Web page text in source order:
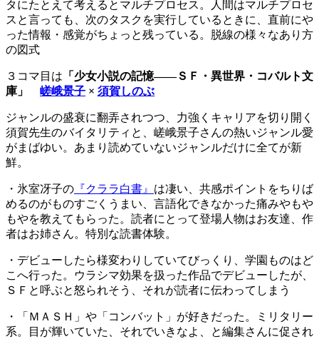
タにたとえて考えるとマルチプロセス。人間はマルチプロセ
スと言っても、次のタスクを実行しているときに、直前にや
った情報・感覚がちょっと残っている。脱線の様々なあり方
の図式
３コマ目は 「少女小説の記憶——ＳＦ・異世界・コバルト文
庫」 嵯峨景子 × 須賀しのぶ
ジャンルの盛衰に翻弄されつつ、力強くキャリアを切り開く
須賀先生のバイタリティと、嵯峨景子さんの熱いジャンル愛
がまばゆい。あまり読めていないジャンルだけに全てが新
鮮。
・氷室冴子の 『クララ白書』 は凄い、共感ポイントをちりば
めるのがものすごくうまい、言語化できなかった痛みやもや
もやを教えてもらった。読者にとって登場人物はお友達、作
者はお姉さん。特別な読書体験。
・デビューしたら様変わりしていてびっくり、学園ものはど
こへ行った。ウラシマ効果を扱った作品でデビューしたが、
ＳＦと呼ぶと怒られそう、それが読者に伝わってしまう
・「ＭＡＳＨ」や「コンバット」が好きだった。ミリタリー
系。目が輝いていた、それでいきなよ、と編集さんに促され